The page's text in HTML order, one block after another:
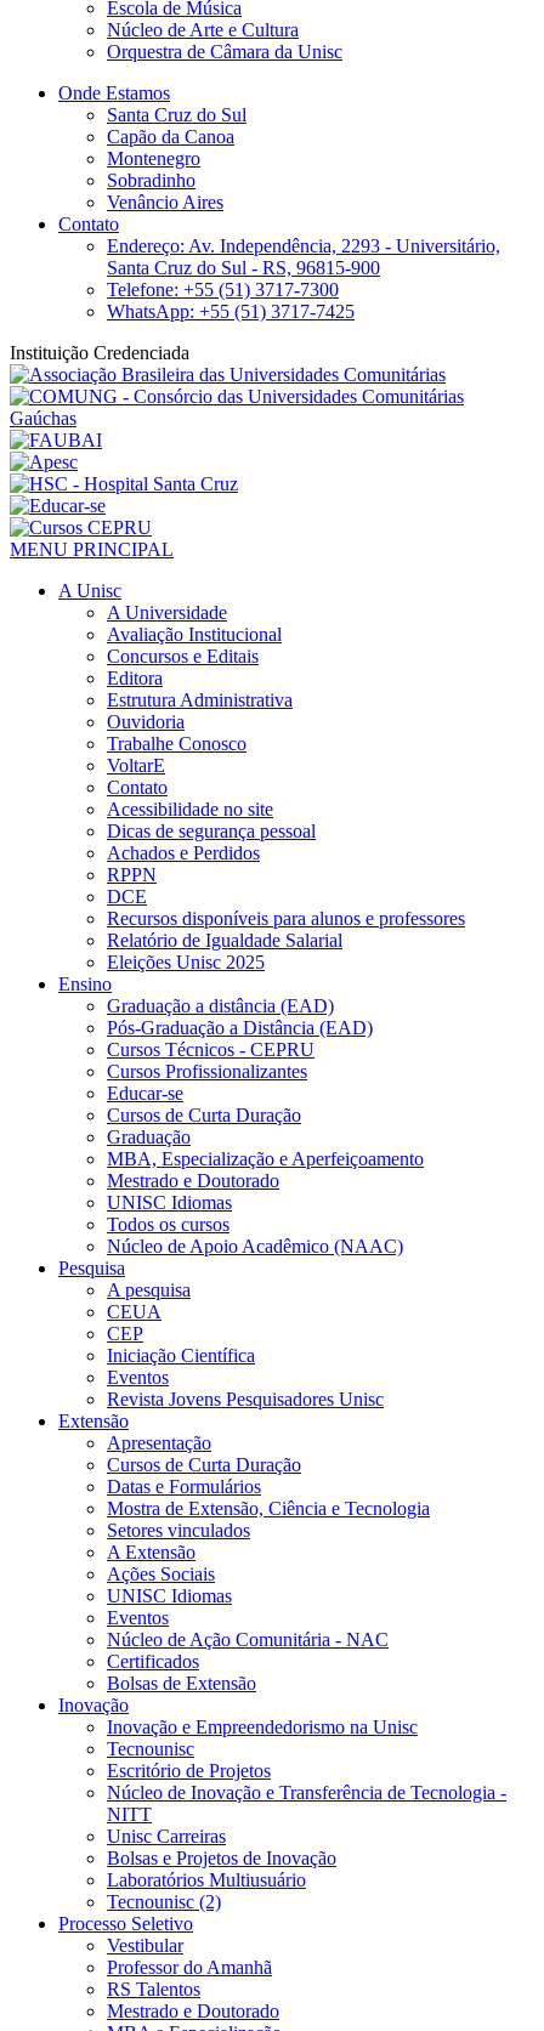
Escola de Música
Núcleo de Arte e Cultura
Orquestra de Câmara da Unisc
Onde Estamos
Santa Cruz do Sul
Capão da Canoa
Montenegro
Sobradinho
Venâncio Aires
Contato
Endereço: Av. Independência, 2293 - Universitário,
Santa Cruz do Sul - RS, 96815-900
Telefone: +55 (51) 3717-7300
WhatsApp: +55 (51) 3717-7425
Instituição Credenciada
MENU PRINCIPAL
A Unisc
A Universidade
Avaliação Institucional
Concursos e Editais
Editora
Estrutura Administrativa
Ouvidoria
Trabalhe Conosco
VoltarE
Contato
Acessibilidade no site
Dicas de segurança pessoal
Achados e Perdidos
RPPN
DCE
Recursos disponíveis para alunos e professores
Relatório de Igualdade Salarial
Eleições Unisc 2025
Ensino
Graduação a distância (EAD)
Pós-Graduação a Distância (EAD)
Cursos Técnicos - CEPRU
Cursos Profissionalizantes
Educar-se
Cursos de Curta Duração
Graduação
MBA, Especialização e Aperfeiçoamento
Mestrado e Doutorado
UNISC Idiomas
Todos os cursos
Núcleo de Apoio Acadêmico (NAAC)
Pesquisa
A pesquisa
CEUA
CEP
Iniciação Científica
Eventos
Revista Jovens Pesquisadores Unisc
Extensão
Apresentação
Cursos de Curta Duração
Datas e Formulários
Mostra de Extensão, Ciência e Tecnologia
Setores vinculados
A Extensão
Ações Sociais
UNISC Idiomas
Eventos
Núcleo de Ação Comunitária - NAC
Certificados
Bolsas de Extensão
Inovação
Inovação e Empreendedorismo na Unisc
Tecnounisc
Escritório de Projetos
Núcleo de Inovação e Transferência de Tecnologia -
NITT
Unisc Carreiras
Bolsas e Projetos de Inovação
Laboratórios Multiusuário
Tecnounisc (2)
Processo Seletivo
Vestibular
Professor do Amanhã
RS Talentos
Mestrado e Doutorado